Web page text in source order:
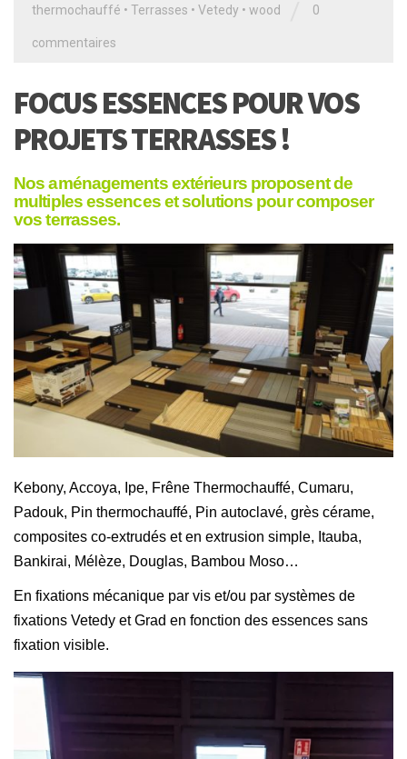
thermochauffé • Terrasses • Vetedy • wood 0
commentaires
FOCUS ESSENCES POUR VOS
PROJETS TERRASSES !
Nos aménagements extérieurs proposent de
multiples essences et solutions pour composer
vos terrasses.
Kebony, Accoya, Ipe, Frêne Thermochauffé, Cumaru,
Padouk, Pin thermochauffé, Pin autoclavé, grès cérame,
composites co-extrudés et en extrusion simple, Itauba,
Bankirai, Mélèze, Douglas, Bambou Moso…
En fixations mécanique par vis et/ou par systèmes de
fixations Vetedy et Grad en fonction des essences sans
fixation visible.